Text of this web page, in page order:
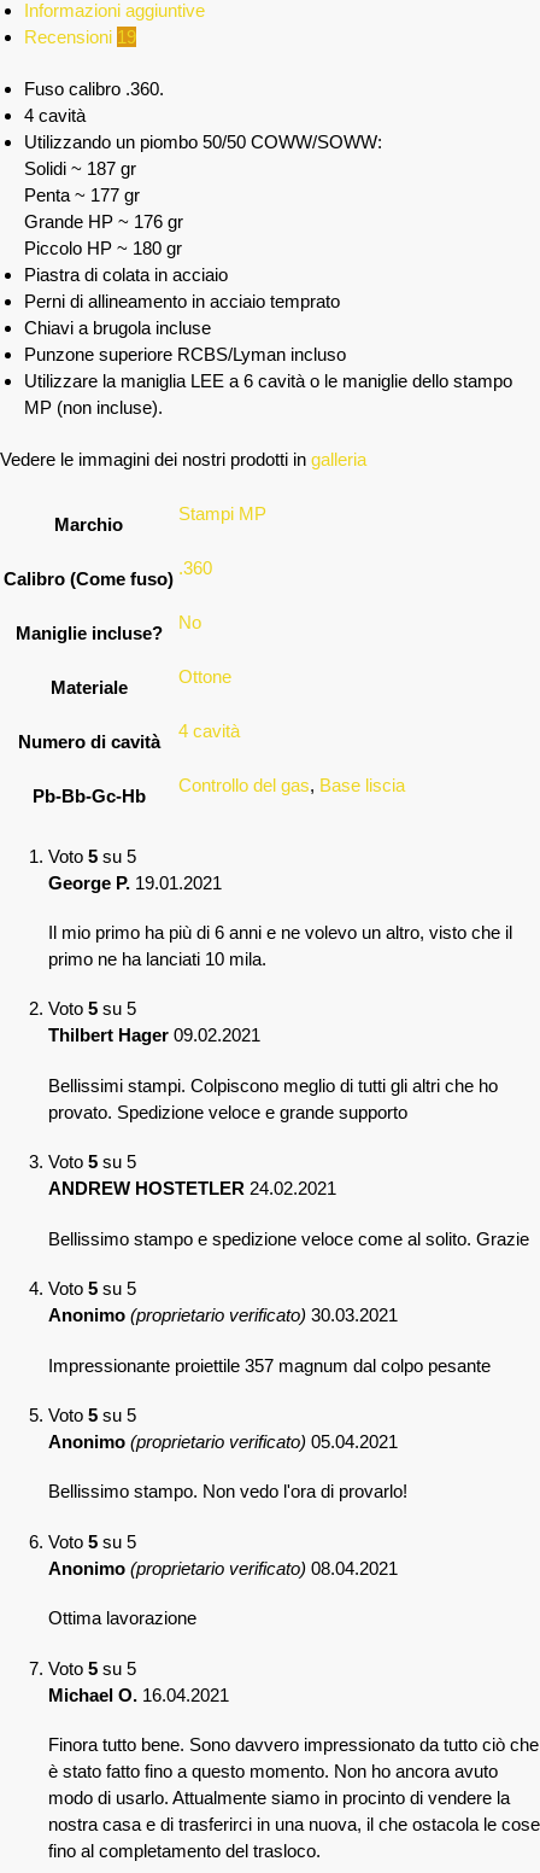
Informazioni aggiuntive
Recensioni 19
Fuso calibro .360.
4 cavità
Utilizzando un piombo 50/50 COWW/SOWW:
Solidi ~ 187 gr
Penta ~ 177 gr
Grande HP ~ 176 gr
Piccolo HP ~ 180 gr
Piastra di colata in acciaio
Perni di allineamento in acciaio temprato
Chiavi a brugola incluse
Punzone superiore RCBS/Lyman incluso
Utilizzare la maniglia LEE a 6 cavità o le maniglie dello stampo
MP (non incluse).
Vedere le immagini dei nostri prodotti in galleria
Marchio
Stampi MP
Calibro (Come fuso)
.360
Maniglie incluse?
No
Materiale
Ottone
Numero di cavità
4 cavità
Pb-Bb-Gc-Hb
Controllo del gas, Base liscia
Voto 5 su 5
George P. 19.01.2021
Il mio primo ha più di 6 anni e ne volevo un altro, visto che il
primo ne ha lanciati 10 mila.
Voto 5 su 5
Thilbert Hager 09.02.2021
Bellissimi stampi. Colpiscono meglio di tutti gli altri che ho
provato. Spedizione veloce e grande supporto
Voto 5 su 5
ANDREW HOSTETLER 24.02.2021
Bellissimo stampo e spedizione veloce come al solito. Grazie
Voto 5 su 5
Anonimo (proprietario verificato) 30.03.2021
Impressionante proiettile 357 magnum dal colpo pesante
Voto 5 su 5
Anonimo (proprietario verificato) 05.04.2021
Bellissimo stampo. Non vedo l'ora di provarlo!
Voto 5 su 5
Anonimo (proprietario verificato) 08.04.2021
Ottima lavorazione
Voto 5 su 5
Michael O. 16.04.2021
Finora tutto bene. Sono davvero impressionato da tutto ciò che
è stato fatto fino a questo momento. Non ho ancora avuto
modo di usarlo. Attualmente siamo in procinto di vendere la
nostra casa e di trasferirci in una nuova, il che ostacola le cose
fino al completamento del trasloco.